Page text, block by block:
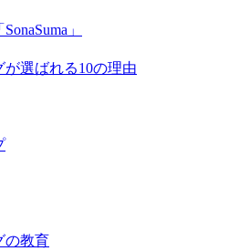
」
選ばれる10の理由
の教育